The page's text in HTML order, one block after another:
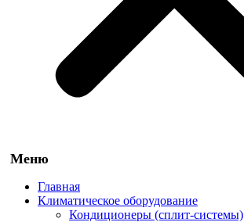
Главная
Климатическое оборудование
Кондиционеры (сплит-системы)